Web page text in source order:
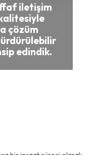
iletişim
çözüm
edindik.